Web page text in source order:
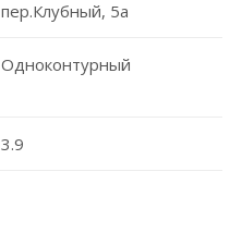
пер.Клубный, 5а
Одноконтурный
3.9